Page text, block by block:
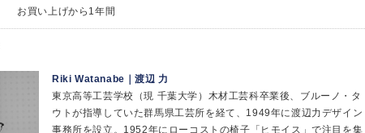
お買い上げから1年間
Riki Watanabe｜渡辺 力
東京高等工芸学校（現 千葉大学）木材工芸科卒業後、ブルーノ・タ
ウトが指導していた群馬県工芸所を経て、1949年に渡辺力デザイン
事務所を設立。1952年にローコストの椅子「ヒモイス」で注目を集